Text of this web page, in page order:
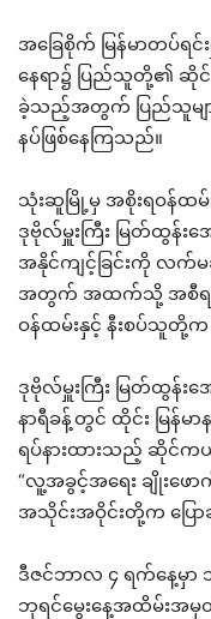
အခြေစိုက် မြန်မာတပ်ရ
နေရာ၌ ပြည်သူတို့၏ ဆို
ခဲ့သည့်အတွက် ပြည်သူမျာ
နပ်ဖြစ်နေကြသည်။
သုံးဆူမြို့မှ အစိုးရဝန်ထ
ဒုဗိုလ်မှူးကြီး မြတ်ထွန်း
အနိုင်ကျင့်ခြင်းကို လက်မ
အတွက် အထက်သို့ အစီရင်ခံ
ဝန်ထမ်းနှင့် နီးစပ်သူတို့က
ဒုဗိုလ်မှူးကြီး မြတ်ထွန်
နာရီခန့်တွင် ထိုင်း မြန်
ရပ်နားထားသည့် ဆိုင်က
“လူ့အခွင့်အရေး ချိုးဖေ
အသိုင်းအဝိုင်းတို့က ပြေ
ဒီဇင်ဘာလ ၄ ရက်နေ့မှ
ဘုရင်မွေးနေ့အထိမ်းအ